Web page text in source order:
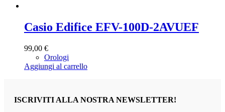
Casio Edifice EFV-100D-2AVUEF
99,00 €
Orologi
Aggiungi al carrello
ISCRIVITI ALLA NOSTRA NEWSLETTER!